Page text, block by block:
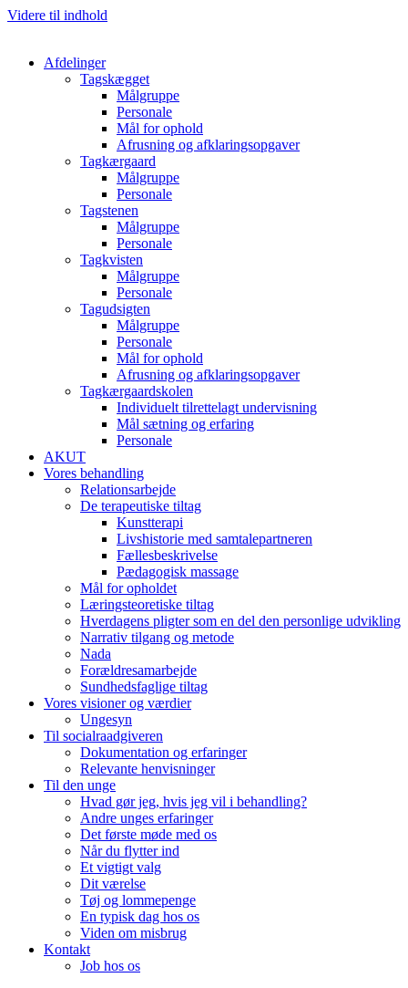
Videre til indhold
Afdelinger
Tagskægget
Målgruppe
Personale
Mål for ophold
Afrusning og afklaringsopgaver
Tagkærgaard
Målgruppe
Personale
Tagstenen
Målgruppe
Personale
Tagkvisten
Målgruppe
Personale
Tagudsigten​
Målgruppe
Personale
Mål for ophold
Afrusning og afklaringsopgaver
Tagkærgaardskolen​
Individuelt tilrettelagt undervisning
Mål sætning og erfaring
Personale
AKUT
Vores behandling
Relationsarbejde
De terapeutiske tiltag
Kunstterapi
Livshistorie med samtalepartneren
Fællesbeskrivelse
Pædagogisk massage
Mål for opholdet
Læringsteoretiske tiltag
Hverdagens pligter som en del den personlige udvikling
Narrativ tilgang og metode
Nada
Forældresamarbejde
Sundhedsfaglige tiltag
Vores visioner og værdier​
Ungesyn
Til socialraadgiveren
Dokumentation og erfaringer
Relevante henvisninger
Til den unge
Hvad gør jeg, hvis jeg vil i behandling?
Andre unges erfaringer
Det første møde med os
Når du flytter ind
Et vigtigt valg
Dit værelse
Tøj og lommepenge
En typisk dag hos os
Viden om misbrug
Kontakt
Job hos os